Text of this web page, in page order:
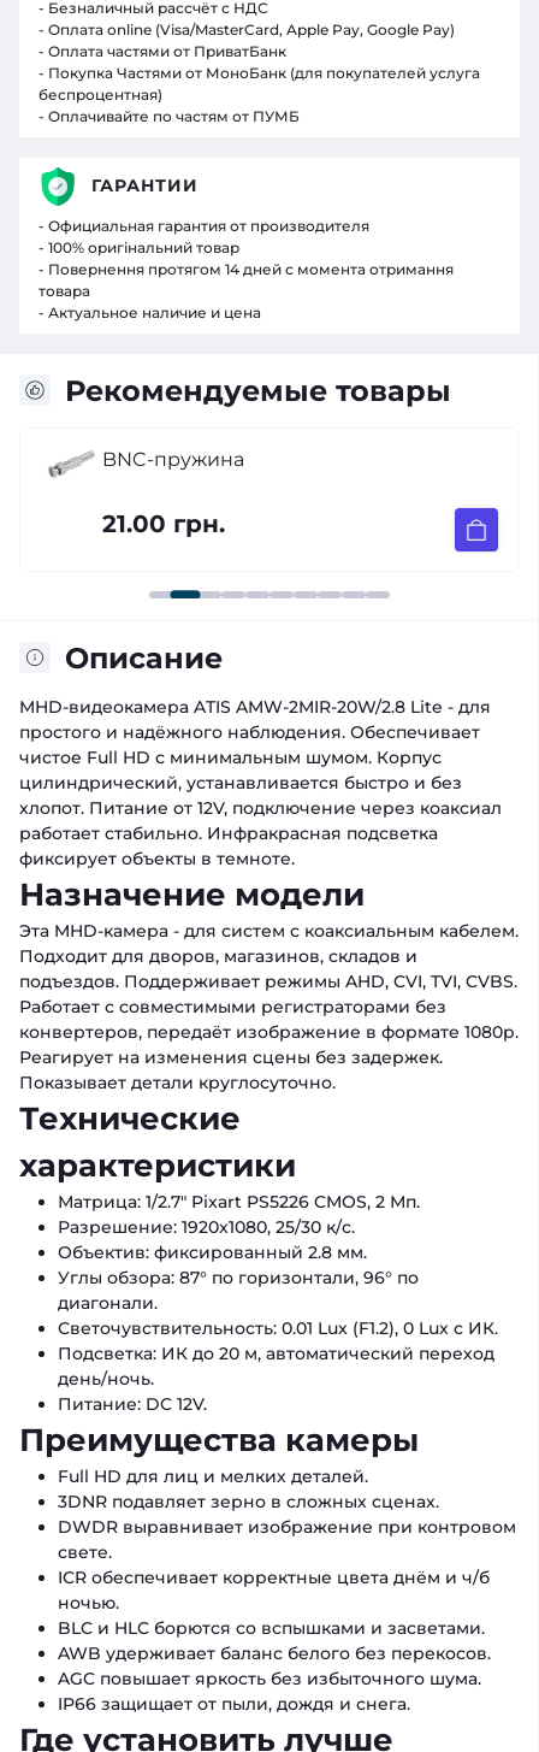
Рекомендуемые товары
BNC-пружина
21.00 грн.
Описание
MHD-видеокамера ATIS AMW-2MIR-20W/2.8 Lite - для
простого и надёжного наблюдения. Обеспечивает
чистое Full HD с минимальным шумом. Корпус
цилиндрический, устанавливается быстро и без
хлопот. Питание от 12V, подключение через коаксиал
работает стабильно. Инфракрасная подсветка
фиксирует объекты в темноте.
Назначение модели
Эта MHD-камера - для систем с коаксиальным кабелем.
Подходит для дворов, магазинов, складов и
подъездов. Поддерживает режимы AHD, CVI, TVI, CVBS.
Работает с совместимыми регистраторами без
конвертеров, передаёт изображение в формате 1080p.
Реагирует на изменения сцены без задержек.
Показывает детали круглосуточно.
Технические
характеристики
Матрица: 1/2.7" Pixart PS5226 CMOS, 2 Мп.
Разрешение: 1920x1080, 25/30 к/с.
Объектив: фиксированный 2.8 мм.
Углы обзора: 87° по горизонтали, 96° по
диагонали.
Светочувствительность: 0.01 Lux (F1.2), 0 Lux с ИК.
Подсветка: ИК до 20 м, автоматический переход
день/ночь.
Питание: DC 12V.
Преимущества камеры
Full HD для лиц и мелких деталей.
3DNR подавляет зерно в сложных сценах.
DWDR выравнивает изображение при контровом
свете.
ICR обеспечивает корректные цвета днём и ч/б
ночью.
BLC и HLC борются со вспышками и засветами.
AWB удерживает баланс белого без перекосов.
AGC повышает яркость без избыточного шума.
IP66 защищает от пыли, дождя и снега.
Где установить лучше
- Безналичный рассчёт с НДС
- Оплата online (Visa/MasterCard, Apple Pay, Google Pay)
- Оплата частями от ПриватБанк
- Покупка Частями от МоноБанк (для покупателей услуга
беспроцентная)
- Оплачивайте по частям от ПУМБ
ГАРАНТИИ
- Официальная гарантия от производителя
- 100% оригінальний товар
- Повернення протягом 14 дней с момента отримання
товара
- Актуальное наличие и цена